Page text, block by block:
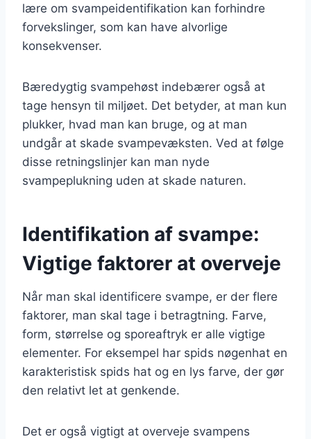
lære om svampeidentifikation kan forhindre
forvekslinger, som kan have alvorlige
konsekvenser.
Bæredygtig svampehøst indebærer også at
tage hensyn til miljøet. Det betyder, at man kun
plukker, hvad man kan bruge, og at man
undgår at skade svampevæksten. Ved at følge
disse retningslinjer kan man nyde
svampeplukning uden at skade naturen.
Identifikation af svampe:
Vigtige faktorer at overveje
Når man skal identificere svampe, er der flere
faktorer, man skal tage i betragtning. Farve,
form, størrelse og sporeaftryk er alle vigtige
elementer. For eksempel har spids nøgenhat en
karakteristisk spids hat og en lys farve, der gør
den relativt let at genkende.
Det er også vigtigt at overveje svampens